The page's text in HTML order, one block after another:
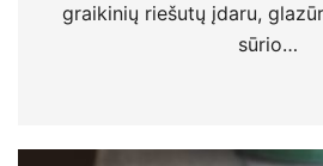
graikinių riešutų įdaru,
sūrio…